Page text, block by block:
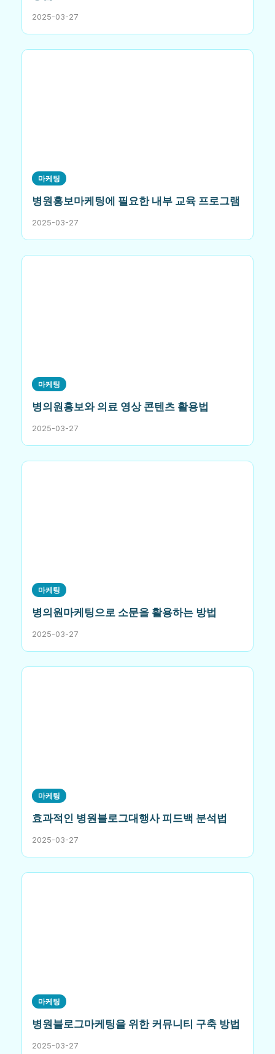
2025-03-27
마케팅
병원홍보마케팅에 필요한 내부 교육 프로그램
2025-03-27
마케팅
병의원홍보와 의료 영상 콘텐츠 활용법
2025-03-27
마케팅
병의원마케팅으로 소문을 활용하는 방법
2025-03-27
마케팅
효과적인 병원블로그대행사 피드백 분석법
2025-03-27
마케팅
병원블로그마케팅을 위한 커뮤니티 구축 방법
2025-03-27